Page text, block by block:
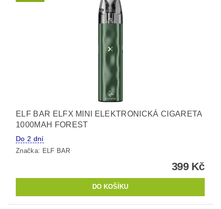
ELF BAR ELFX MINI ELEKTRONICKÁ CIGARETA
1000MAH FOREST
Do 2 dní
Značka: ELF BAR
399 Kč